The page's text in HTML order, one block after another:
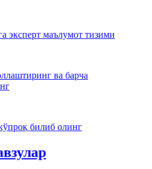
эксперт маълумот тизими
ва барча
билиб олинг